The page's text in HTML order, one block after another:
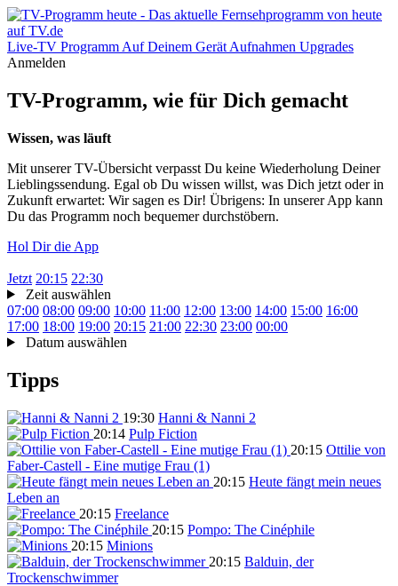
Live-TV Programm Auf Deinem Gerät Aufnahmen Upgrades
Anmelden
TV-Programm, wie für Dich gemacht
Wissen, was läuft
Mit unserer TV-Übersicht verpasst Du keine Wiederholung Deiner
Lieblingssendung. Egal ob Du wissen willst, was Dich jetzt oder in
Zukunft erwartet: Wir sagen es Dir! Übrigens: In unserer App kann
Du das Programm noch bequemer durchstöbern.
Hol Dir die App
Jetzt 20:15 22:30
Zeit auswählen
07:00 08:00 09:00 10:00 11:00 12:00 13:00 14:00 15:00 16:00
17:00 18:00 19:00 20:15 21:00 22:30 23:00 00:00
Datum auswählen
Tipps
19:30 Hanni & Nanni 2
20:14 Pulp Fiction
20:15 Ottilie von
Faber-Castell - Eine mutige Frau (1)
20:15 Heute fängt mein neues
Leben an
20:15 Freelance
20:15 Pompo: The Cinéphile
20:15 Minions
20:15 Balduin, der
Trockenschwimmer